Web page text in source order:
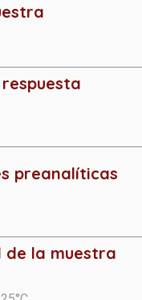
preanalíticas​​​
de la muestra